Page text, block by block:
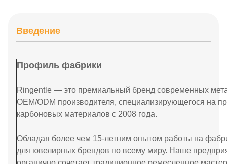
Введение
Профиль фабрики
Ringentle — это премиальный бренд современных
OEM/ODM производителя, специализирующегося на
карбоновых материалов с 2008 года.
Обладая более чем 15-летним опытом работы на
для ювелирных брендов по всему миру. Наше